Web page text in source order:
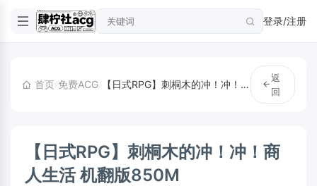
登录/注册
首页/免费ACG/ 【日式RPG】刺桐木的冲！冲！商人生活 机翻版850M
返
回
【日式RPG】刺桐木的冲！冲！商
人生活 机翻版850M